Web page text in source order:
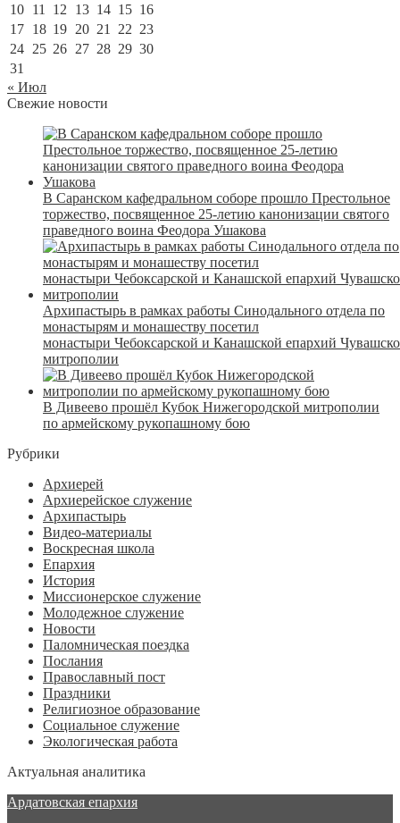
10 11 12 13 14 15 16
17 18 19 20 21 22 23
24 25 26 27 28 29 30
31
« Июл
Свежие новости
В Саранском кафедральном соборе прошло Престольное
торжество, посвященное 25-летию канонизации святого
праведного воина Феодора Ушакова
Архипастырь в рамках работы Синодального отдела по
монастырям и монашеству посетил
монастыри Чебоксарской и Канашской епархий
митрополии
В Дивеево прошёл Кубок Нижегородской митрополии
по армейскому рукопашному бою
Рубрики
Архиерей
Архиерейское служение
Архипастырь
Видео-материалы
Воскресная школа
Епархия
История
Миссионерское служение
Молодежное служение
Новости
Паломническая поездка
Послания
Православный пост
Праздники
Религиозное образование
Социальное служение
Экологическая работа
Актуальная аналитика
Ардатовская епархия